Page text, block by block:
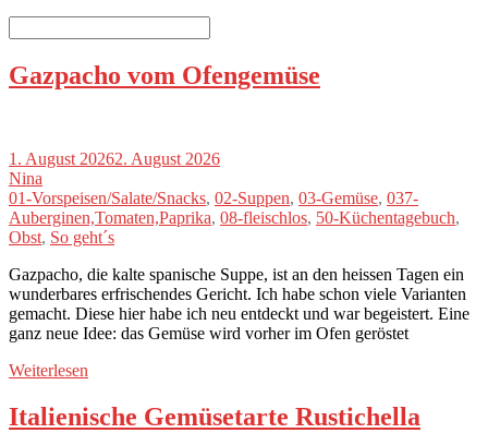
nach:
Gazpacho vom Ofengemüse
1. August 20262. August 2026
Nina
01-Vorspeisen/Salate/Snacks, 02-Suppen, 03-Gemüse, 037-
Auberginen,Tomaten,Paprika, 08-fleischlos, 50-Küchentagebuch,
Obst, So geht´s
Gazpacho, die kalte spanische Suppe, ist an den heissen Tagen ein
wunderbares erfrischendes Gericht. Ich habe schon viele Varianten
gemacht. Diese hier habe ich neu entdeckt und war begeistert. Eine
ganz neue Idee: das Gemüse wird vorher im Ofen geröstet
Weiterlesen
Italienische Gemüsetarte Rustichella